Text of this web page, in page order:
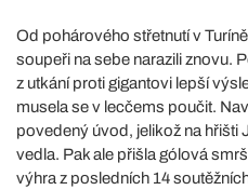
Od pohárového střetnutí v
soupeři na sebe narazili znovu.
z utkání proti gigantovi lepší
musela se v lecčems poučit.
povedený úvod, jelikož na hřišti
vedla. Pak ale přišla gólová
výhra z posledních 14